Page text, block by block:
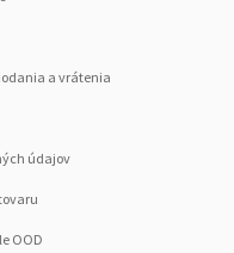
a vrátenia
údajov
OOD